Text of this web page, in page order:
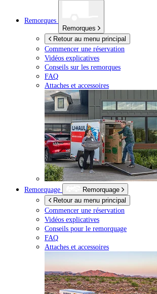
Remorques
Remorques
Retour au menu principal
Commencer une réservation
Vidéos explicatives
Conseils sur les remorques
FAQ
Attaches et accessoires
Remorquage
Remorquage
Retour au menu principal
Commencer une réservation
Vidéos explicatives
Conseils pour le remorquage
FAQ
Attaches et accessoires